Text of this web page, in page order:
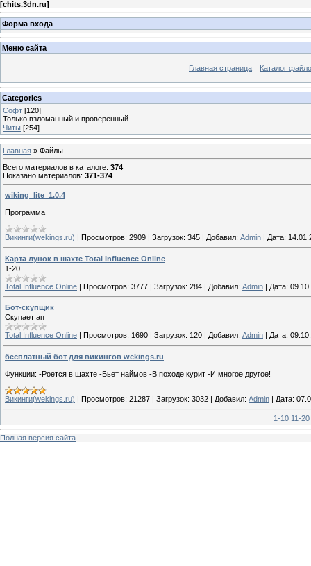
[chits.3dn.ru]
Форма входа
Меню сайта
Главная страница Каталог
Categories
Софт [120]
Только взломанный и проверенный
Читы [254]
Главная » Файлы
Всего материалов в каталоге: 374
Показано материалов: 371-374
wiking_lite_1.0.4
Программа
Викинги(wekings.ru) Просмотров: 2909 Загрузок: 345 Добавил: Admin Дата:
Карта лунок в шахте Total Influence Online
1-20
Total Influence Online | Просмотров: 3777 | Загрузок: 284 | Добавил: Admin | Дата:
Бот-скупщик
Скупает ап
Total Influence Online Просмотров: 1690 Загрузок: 120 Добавил: Admin Дата:
бесплатный бот для викингов wekings.ru
Функции: -Роется в шахте -Бьет наймов -В походе курит -И многое другое!
Викинги(wekings.ru) Просмотров: 21287 Загрузок: 3032 Добавил: Admin Дата:
1-10 11-20
Полная версия сайта